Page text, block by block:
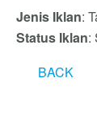
Jenis Iklan:
Status Iklan:
BACK